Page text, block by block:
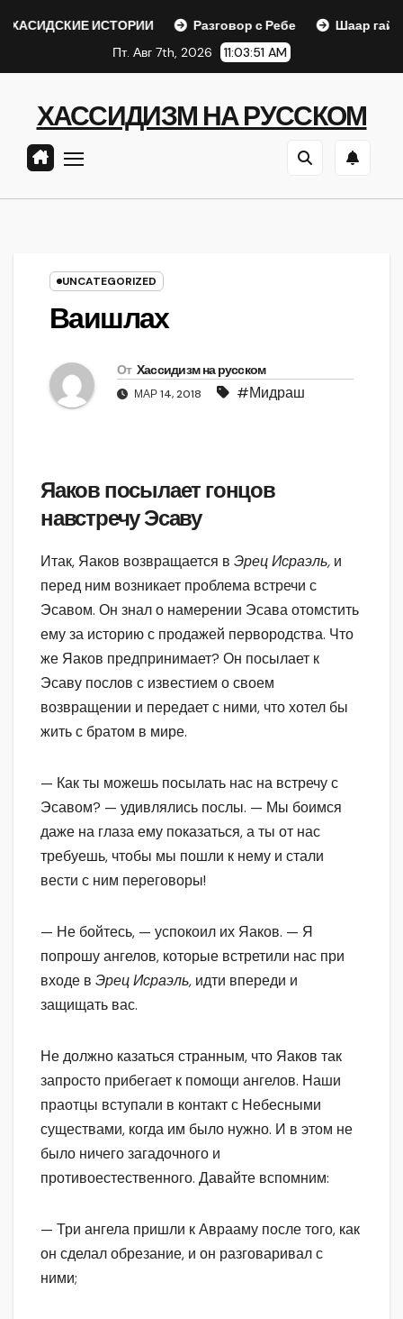
ИСТОРИИ Разговор с Ребе
Шаар гайихуд гл. 1
Пт. Авг 7th, 2026
11:03:52 AM
ХАССИДИЗМ НА РУССКОМ
UNCATEGORIZED
Ваишлах
От Хассидизм на русском
МАР 14, 2018 #Мидраш
Яаков посылает гонцов
навстречу Эсаву
Итак, Яаков возвращается в Эрец Исраэль, и
перед ним возникает проблема встречи с
Эсавом. Он знал о намерении Эсава отомстить
ему за историю с продажей первородства. Что
же Яаков предпринимает? Он посылает к
Эсаву послов с известием о своем
возвращении и передает с ними, что хотел бы
жить с братом в мире.
— Как ты можешь посылать нас на встречу с
Эсавом? — удивлялись послы. — Мы боимся
даже на глаза ему показаться, а ты от нас
требуешь, чтобы мы пошли к нему и стали
вести с ним переговоры!
— Не бойтесь, — успокоил их Яаков. — Я
попрошу ангелов, которые встретили нас при
входе в Эрец Исраэль, идти впереди и
защищать вас.
Не должно казаться странным, что Яаков так
запросто прибегает к помощи ангелов. Наши
праотцы вступали в контакт с Небесными
существами, когда им было нужно. И в этом не
было ничего загадочного и
противоестественного. Давайте вспомним:
— Три ангела пришли к Аврааму после того, как
он сделал обрезание, и он разговаривал с
ними;